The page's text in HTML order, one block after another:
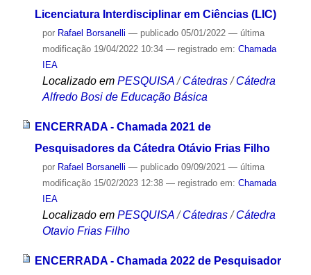
Licenciatura Interdisciplinar em Ciências (LIC)
por Rafael Borsanelli — publicado05/01/2022 — última
modificação19/04/2022 10:34 — registrado em: Chamada
IEA
Localizado em PESQUISA / Cátedras/ Cátedra
Alfredo Bosi de Educação Básica
ENCERRADA - Chamada 2021 de
Pesquisadores da Cátedra Otávio Frias Filho
por Rafael Borsanelli — publicado09/09/2021 — última
modificação15/02/2023 12:38 — registrado em: Chamada
IEA
Localizado em PESQUISA /Cátedras/Cátedra
Otavio Frias Filho
ENCERRADA - Chamada 2022 de Pesquisador